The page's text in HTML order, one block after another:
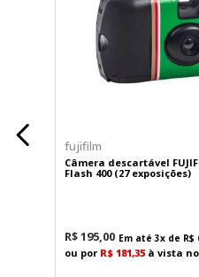
• Exposições: 27
• Flash: Integrado
Uma opção
fujifilm
Câmera descartável
Flash 400 (27 exposições)
R$195 00 Em até3x de R$
ou por R$ 181,35 à vista no